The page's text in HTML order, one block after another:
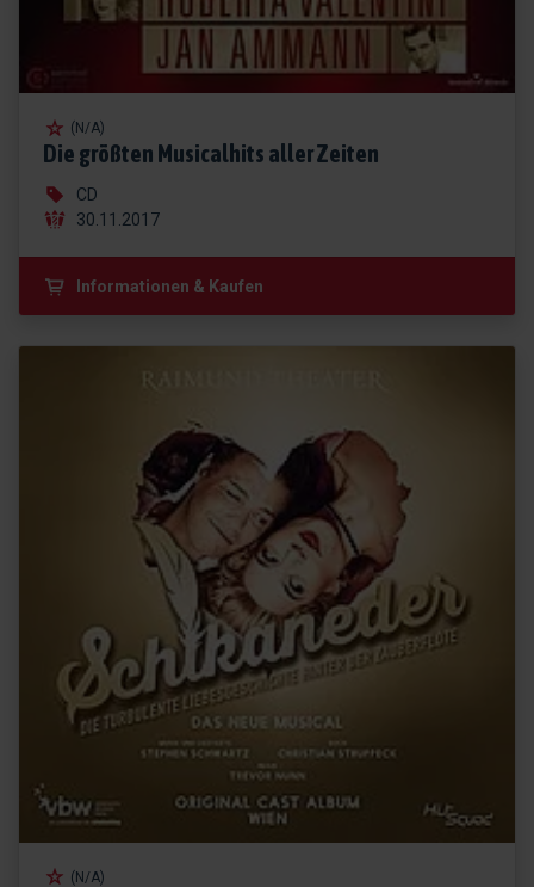
(N/A)
Die größten Musicalhits aller Zeiten
CD
30.11.2017
Informationen & Kaufen
(N/A)